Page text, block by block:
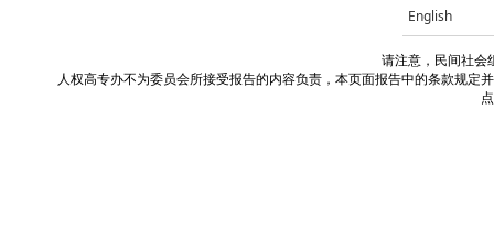
English
请注意，民间社会
人权高专办不为委员会所接受报告的内容负责，本页面报告中的条款规